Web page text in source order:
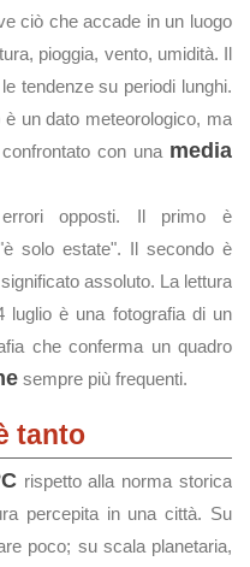
ciò che accade in un luogo
pioggia, vento, umidità. Il
tendenze su periodi lunghi.
un dato meteorologico, ma
con una media
opposti. Il primo è
solo estate". Il secondo è
assoluto. La lettura
luglio è una fotografia di un
che conferma un quadro
sempre più frequenti.
tanto
rispetto alla norma storica
percepita in una città. Su
poco; su scala planetaria,